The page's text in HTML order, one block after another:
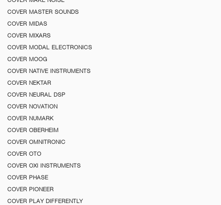
COVER MASTER SOUNDS
COVER MIDAS
COVER MIXARS
COVER MODAL ELECTRONICS
COVER MOOG
COVER NATIVE INSTRUMENTS
COVER NEKTAR
COVER NEURAL DSP
COVER NOVATION
COVER NUMARK
COVER OBERHEIM
COVER OMNITRONIC
COVER OTO
COVER OXI INSTRUMENTS
COVER PHASE
COVER PIONEER
COVER PLAY DIFFERENTLY